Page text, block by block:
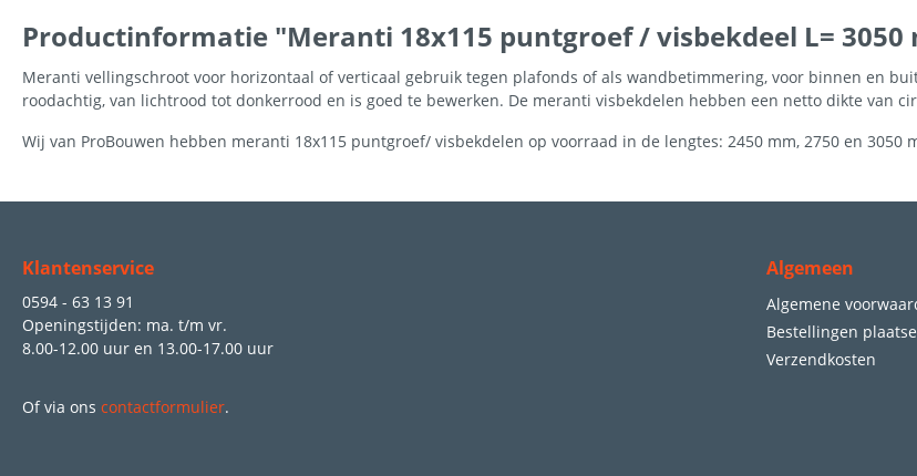
Productinformatie "Meranti 18x115 puntgroef / visbekdeel L= 3050
Meranti vellingschroot voor horizontaal of verticaal gebruik tegen plafonds of als wandbetimmering, voor binnen en
roodachtig, van lichtrood tot donkerrood en is goed te bewerken. De meranti visbekdelen hebben een netto dikte van
Wij van ProBouwen hebben meranti 18x115 puntgroef/ visbekdelen op voorraad in de lengtes: 2450 mm, 2750 en 3050
Klantenservice
0594 - 63 13 91
Openingstijden: ma. t/m vr.
8.00-12.00 uur en 13.00-17.00 uur
Of via ons contactformulier.
Algemeen
Algemene
Bestellingen
Verzendkosten